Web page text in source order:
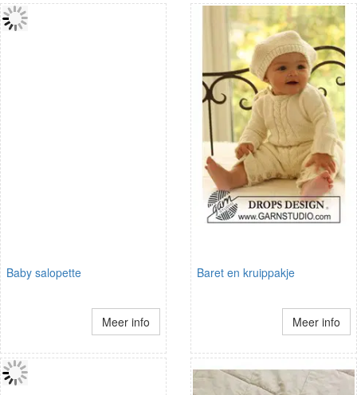
Baby salopette
Meer info
Baret en kruippakje
Meer info